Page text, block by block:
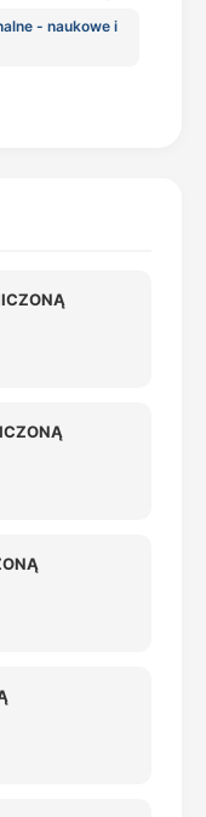
- naukowe i